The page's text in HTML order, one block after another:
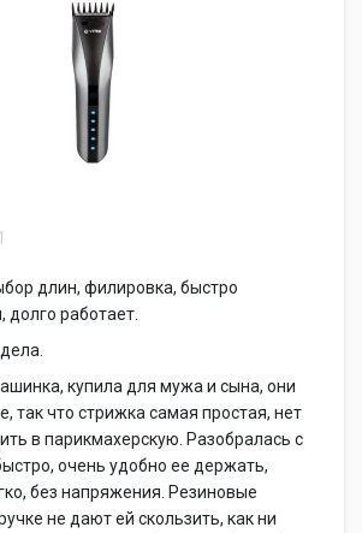
1
длин, филировка, быстро
долго работает.
купила для мужа и сына, они
так что стрижка самая простая, нет
в парикмахерскую. Разобралась с
очень удобно ее держать,
без напряжения. Резиновые
не дают ей скользить, как ни